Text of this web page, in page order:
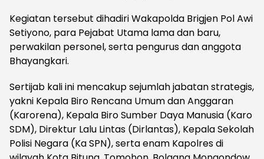
Kegiatan tersebut dihadiri Wakapolda Brigjen Pol Awi
Setiyono, para Pejabat Utama lama dan baru,
perwakilan personel, serta pengurus dan anggota
Bhayangkari.
Sertijab kali ini mencakup sejumlah jabatan strategis,
yakni Kepala Biro Rencana Umum dan Anggaran
(Karorena), Kepala Biro Sumber Daya Manusia (Karo
SDM), Direktur Lalu Lintas (Dirlantas), Kepala Sekolah
Polisi Negara (Ka SPN), serta enam Kapolres di